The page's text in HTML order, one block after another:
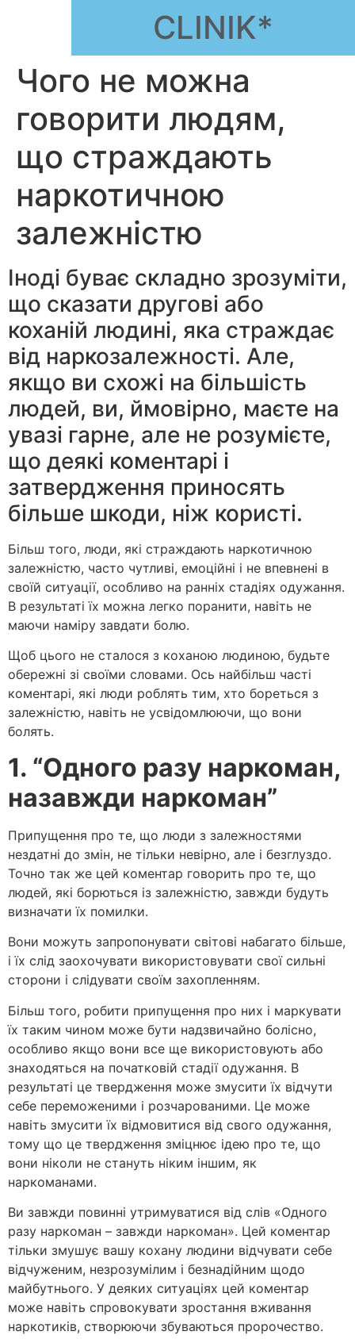
CLINIK*
Чого не можна
говорити людям,
що страждають
наркотичною
залежністю
Іноді буває складно зрозуміти,
що сказати другові або
коханій людині, яка страждає
від наркозалежності. Але,
якщо ви схожі на більшість
людей, ви, ймовірно, маєте на
увазі гарне, але не розумієте,
що деякі коментарі і
затвердження приносять
більше шкоди, ніж користі.
Більш того, люди, які страждають наркотичною
залежністю, часто чутливі, емоційні і не впевнені в
своїй ситуації, особливо на ранніх стадіях одужання.
В результаті їх можна легко поранити, навіть не
маючи наміру завдати болю.
Щоб цього не сталося з коханою людиною, будьте
обережні зі своїми словами. Ось найбільш часті
коментарі, які люди роблять тим, хто бореться з
залежністю, навіть не усвідомлюючи, що вони
болять.
1. “Одного разу наркоман,
назавжди наркоман”
Припущення про те, що люди з залежностями
нездатні до змін, не тільки невірно, але і безглуздо.
Точно так же цей коментар говорить про те, що
людей, які борються із залежністю, завжди будуть
визначати їх помилки.
Вони можуть запропонувати світові набагато більше,
і їх слід заохочувати використовувати свої сильні
сторони і слідувати своїм захопленням.
Більш того, робити припущення про них і маркувати
їх таким чином може бути надзвичайно болісно, ​​
особливо якщо вони все ще використовують або
знаходяться на початковій стадії одужання. В
результаті це твердження може змусити їх відчути
себе переможеними і розчарованими. Це може
навіть змусити їх відмовитися від свого одужання,
тому що це твердження зміцнює ідею про те, що
вони ніколи не стануть ніким іншим, як
наркоманами.
Ви завжди повинні утримуватися від слів «Одного
разу наркоман – завжди наркоман». Цей коментар
тільки змушує вашу кохану людини відчувати себе
відчуженим, незрозумілим і безнадійним щодо
майбутнього. У деяких ситуаціях цей коментар
може навіть спровокувати зростання вживання
наркотиків, створюючи збуваються пророчество.